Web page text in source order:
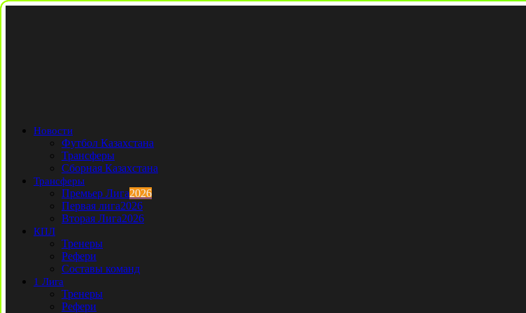
Новости
Футбол Казахстана
Трансферы
Сборная Казахстана
Трансферы
Премьер Лига2026
Первая лига2026
Вторая Лига2026
КПЛ
Тренеры
Рефери
Составы команд
1 Лига
Тренеры
Рефери